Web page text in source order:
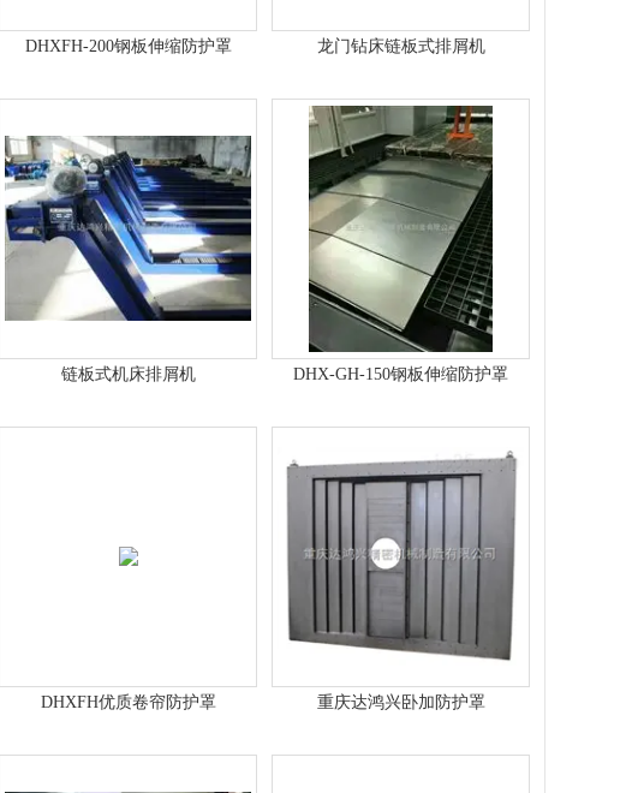
DHXFH-200钢板伸缩防护罩 龙门钻床链板式排屑机
链板式机床排屑机 DHX-GH-150钢板伸缩防护罩
DHXFH优质卷帘防护罩 重庆达鸿兴卧加防护罩